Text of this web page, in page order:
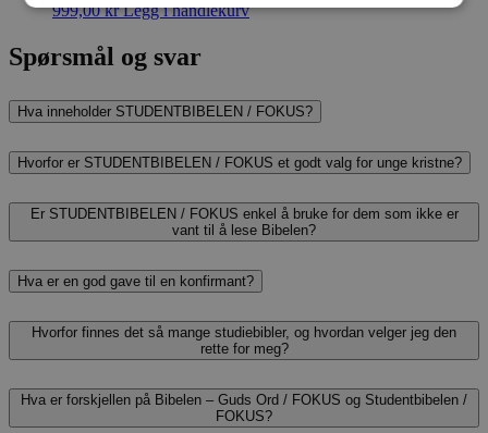
999,00kr Legg i handlekurv
Spørsmål og svar
Hva inneholder STUDENTBIBELEN / FOKUS?
Hvorfor er STUDENTBIBELEN / FOKUS et godt valg for unge kristne?
Er STUDENTBIBELEN / FOKUS enkel å bruke for dem som ikke er
vant til å lese Bibelen?
Hva er en god gave til en konfirmant?
Hvorfor finnes det så mange studiebibler, og hvordan velger jeg den
rette for meg?
Hva er forskjellen på Bibelen – Guds Ord / FOKUS og Studentbibelen /
FOKUS?